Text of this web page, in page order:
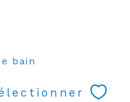
bain